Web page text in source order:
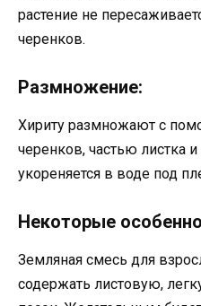
растение не
черенков.
Размножение:
Хириту размножают с
черенков, частью листка
укореняется в воде под
Некоторые
Земляная смесь для
содержать листовую,